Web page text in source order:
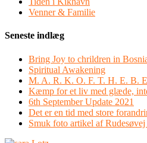
Venner & Familie
Seneste indlæg
Bring Joy to chrildren in
Spiritual Awakening
M. A. R. K. O. F. T. H. E. B.
Kæmp for et liv med glæde,
6th September Update 2021
Det er en tid med store
Smuk foto artikel af